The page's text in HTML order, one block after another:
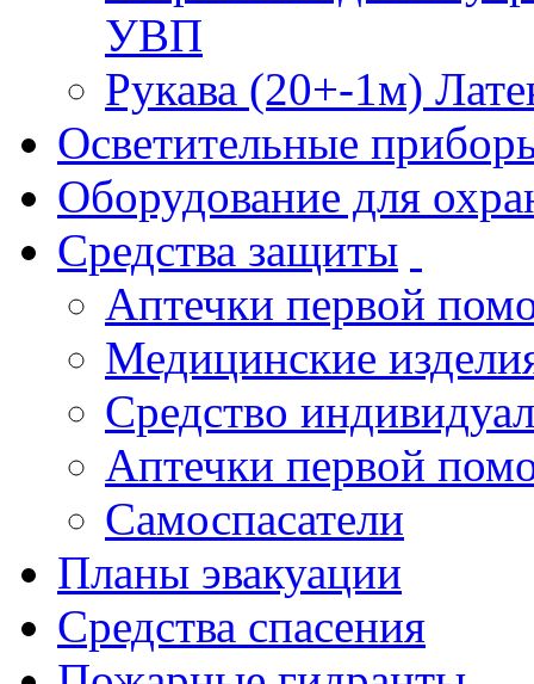
УВП
Рукава (20+-1м)
Осветительные
Оборудование для
Средства защиты
Аптечки первой
Медицинские
Средство
Аптечки первой
Самоспасатели
Планы эвакуации
Средства спасения